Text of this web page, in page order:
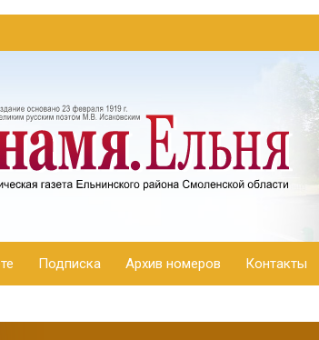
Подписка Архив номеров Контакты